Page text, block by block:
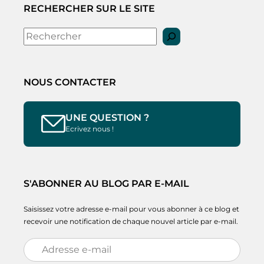
RECHERCHER SUR LE SITE
Rechercher
NOUS CONTACTER
UNE QUESTION ?
Ecrivez nous !
S'ABONNER AU BLOG PAR E-MAIL
Saisissez votre adresse e-mail pour vous abonner à ce blog et
recevoir une notification de chaque nouvel article par e-mail.
Adresse